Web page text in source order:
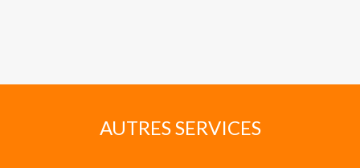
AUTRES SERVICES